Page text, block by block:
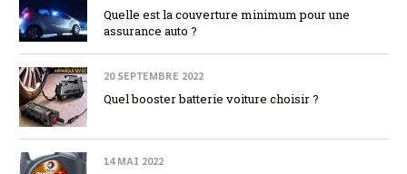
Quelle est la couverture minimum pour une
assurance auto ?
20 SEPTEMBRE 2022
Quel booster batterie voiture choisir ?
14 MAI 2022